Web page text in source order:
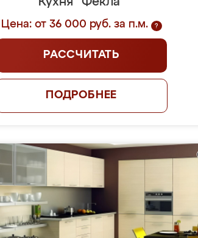
Цена: от 36 000 руб. за п.м. ?
РАССЧИТАТЬ
ПОДРОБНЕЕ